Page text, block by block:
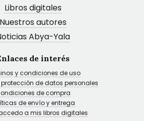
Libros digitales
Nuestros autores
Abya-Yala
de interés
y condiciones de uso
de datos personales
de compra
de envío y entrega
a mis libros digitales